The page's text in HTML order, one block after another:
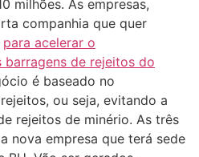
milhões. As empresas,
companhia que quer
para acelerar o
barragens de rejeitos do
é baseado no
ou seja, evitando a
rejeitos de minério. As três
nova empresa que terá sede